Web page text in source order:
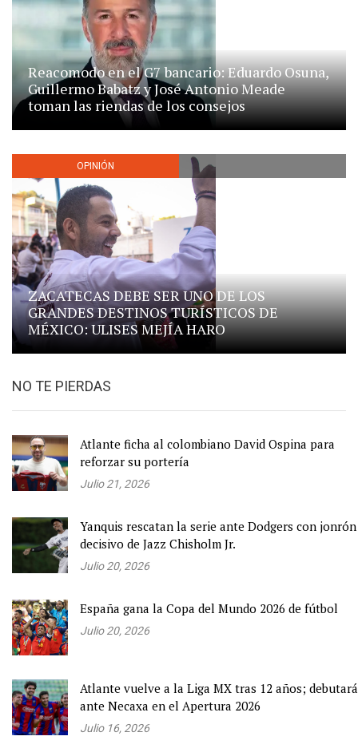
Reacomodo en el G7 bancario: Eduardo Osuna,
Guillermo Babatz y José Antonio Meade
toman las riendas de los consejos
OPINIÓN
ZACATECAS DEBE SER UNO DE LOS
GRANDES DESTINOS TURÍSTICOS DE
MÉXICO: ULISES MEJÍA HARO
NO TE PIERDAS
Atlante ficha al colombiano David Ospina para
reforzar su portería
Julio 21, 2026
Yanquis rescatan la serie ante Dodgers con jonrón
decisivo de Jazz Chisholm Jr.
Julio 20, 2026
España gana la Copa del Mundo 2026 de fútbol
Julio 20, 2026
Atlante vuelve a la Liga MX tras 12 años; debutará
ante Necaxa en el Apertura 2026
Julio 16, 2026